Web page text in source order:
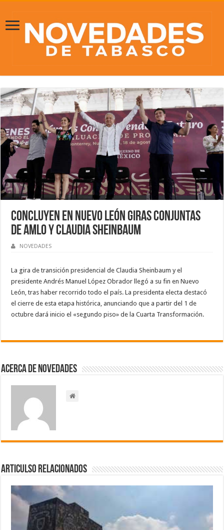
Concluyen en Nuevo León giras conjuntas
de AMLO y Claudia Sheinbaum
NOVEDADES
La gira de transición presidencial de Claudia Sheinbaum y el
presidente Andrés Manuel López Obrador llegó a su fin en Nuevo
León, tras haber recorrido todo el país. La presidenta electa destacó
el cierre de esta etapa histórica, anunciando que a partir del 1 de
octubre dará inicio el «segundo piso» de la Cuarta Transformación.
Acerca de NOVEDADES
Articulso Relacionados